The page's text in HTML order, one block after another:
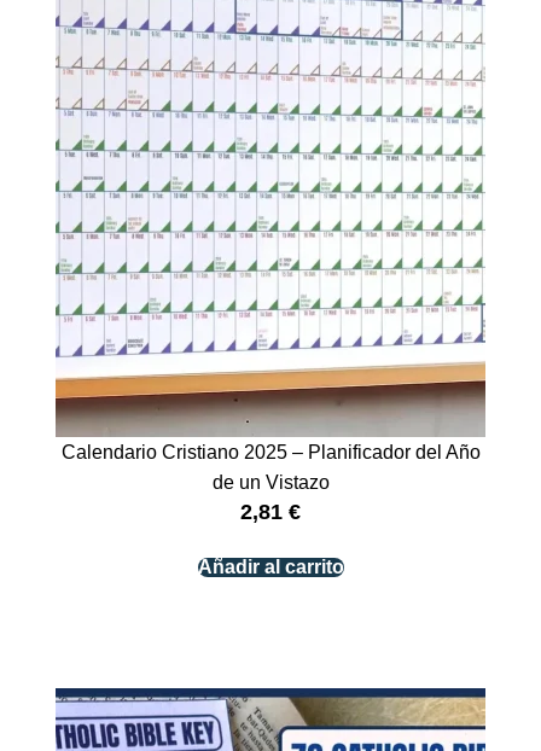
Calendario Cristiano 2025 – Planificador del Año
de un Vistazo
2,81 €
Añadir al carrito